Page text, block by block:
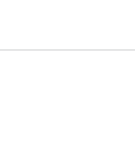
109 kg
tháng tại